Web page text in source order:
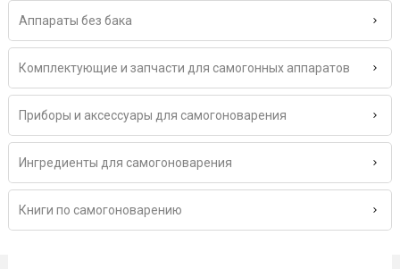
Аппараты без бака
Комплектующие и запчасти для самогонных аппаратов
Приборы и аксессуары для самогоноварения
Ингредиенты для самогоноварения
Книги по самогоноварению